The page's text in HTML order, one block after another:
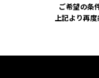
ご希望の条
上記より再